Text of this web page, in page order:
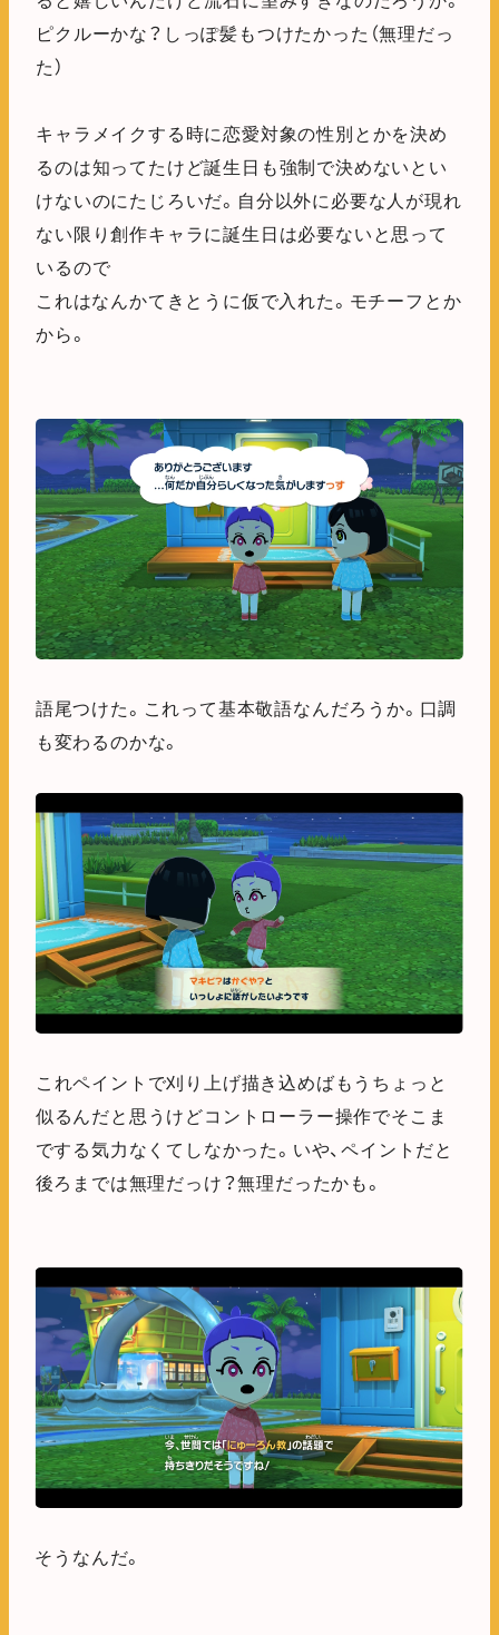
ピクルーかな？しっぽ髪もつけたかった（無理だっ
た）
キャラメイクする時に恋愛対象の性別とかを決め
るのは知ってたけど誕生日も強制で決めないとい
けないのにたじろいだ。自分以外に必要な人が現れ
ない限り創作キャラに誕生日は必要ないと思って
いるので
これはなんかてきとうに仮で入れた。モチーフとか
から。
語尾つけた。これって基本敬語なんだろうか。口調
も変わるのかな。
これペイントで刈り上げ描き込めばもうちょっと
似るんだと思うけどコントローラー操作でそこま
でする気力なくてしなかった。いや、ペイントだと
後ろまでは無理だっけ？無理だったかも。
そうなんだ。